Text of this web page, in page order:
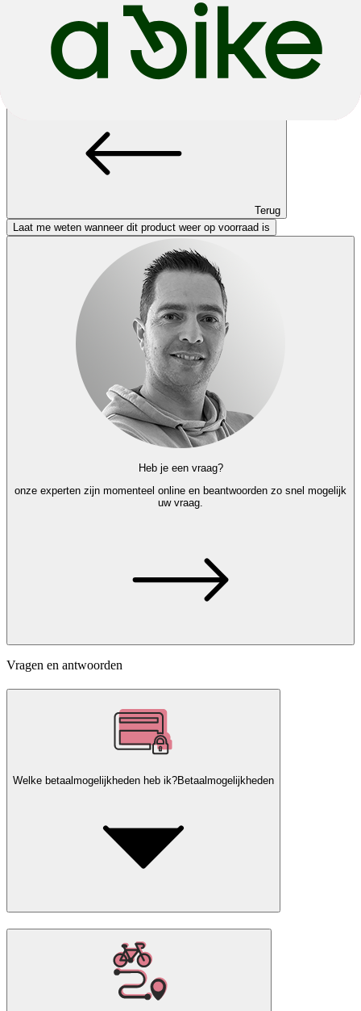
Deze productvariant is momenteel uitverkocht. Indien beschikbaar
kun je een andere kleur of maat kiezen, of teruggaan naar de vorige
Terug
Laat me weten wanneer dit product weer op voorraad is
Heb je een vraag?
onze experten zijn momenteel online en beantwoorden zo snel mogelijk
uw vraag.
Vragen en antwoorden
Welke betaalmogelijkheden heb ik?Betaalmogelijkheden